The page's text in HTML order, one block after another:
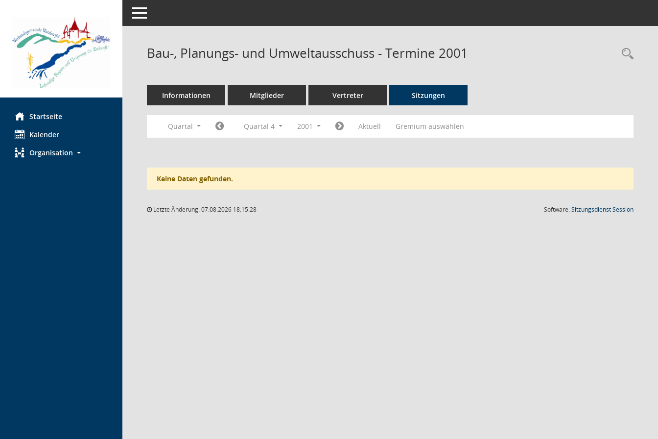
Startseite
Kalender
Organisation
Toggle navigation
Bau-, Planungs- und Umweltausschuss - Termine 2001
Informationen Mitglieder Vertreter Sitzungen
Quartal Quartal 4 2001 Aktuell Gremium auswählen
Keine Daten gefunden.
Letzte Änderung: 07.08.2026 18:15:28 Software:SitzungsdienstSession(Wird in